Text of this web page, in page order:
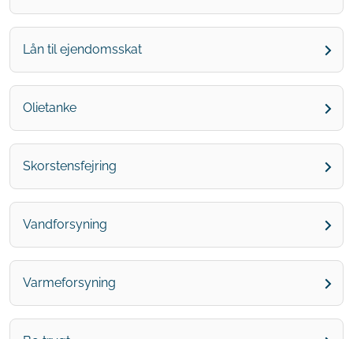
Lån til ejendomsskat
Olietanke
Skorstensfejring
Vandforsyning
Varmeforsyning